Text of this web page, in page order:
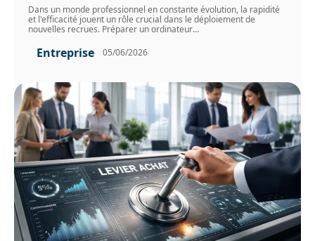
Dans un monde professionnel en constante évolution, la rapidité
et l'efficacité jouent un rôle crucial dans le déploiement de
nouvelles recrues. Préparer un ordinateur…
Entreprise 05/06/2026